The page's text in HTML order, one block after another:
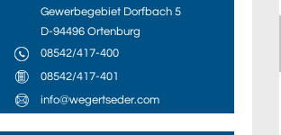
Gewerbegebiet Dorfbach 5
D-94496 Ortenburg
08542/417-400
08542/417-401
info@wegertseder.com